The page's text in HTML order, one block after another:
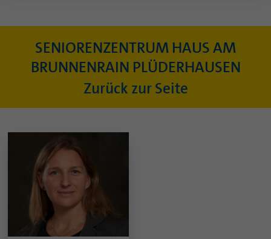
SENIORENZENTRUM HAUS AM
BRUNNENRAIN PLÜDERHAUSEN
Zurück zur Seite